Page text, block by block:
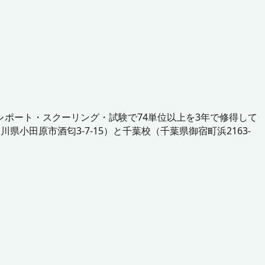
ート・スクーリング・試験で74単位以上を3年で修得して
県小田原市酒匂3-7-15）と千葉校（千葉県御宿町浜2163-